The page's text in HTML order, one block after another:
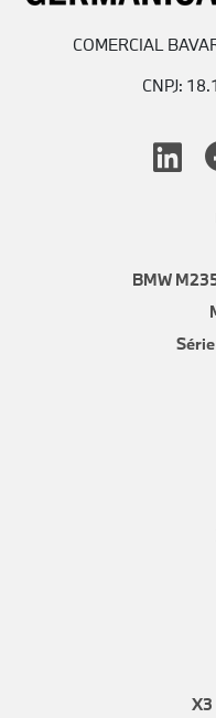
COMERCIAL
CNPJ:
BMW
X3